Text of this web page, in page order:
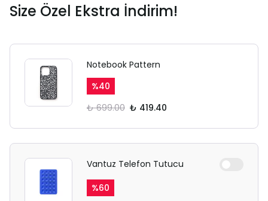
Size Özel Ekstra İndirim!
Notebook Pattern
%40
₺ 699.00 ₺ 419.40
Vantuz Telefon Tutucu
%60